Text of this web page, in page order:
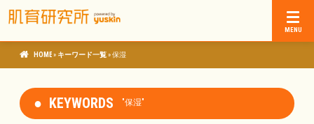
肌育研究所
» キーワード一覧»保湿
KEYWORDS "保湿"